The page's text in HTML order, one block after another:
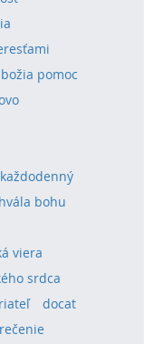
božia pomoc
bohu
viera
srdca
docat